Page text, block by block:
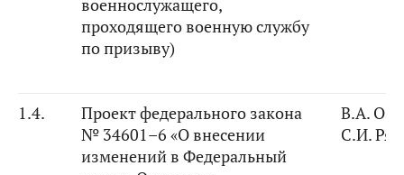
военнослужащего,
проходящего военную службу
по призыву)
1.4.
Проект федерального закона
№ 34601–6 «О внесении
изменений в Федеральный
В.А.
С.И.